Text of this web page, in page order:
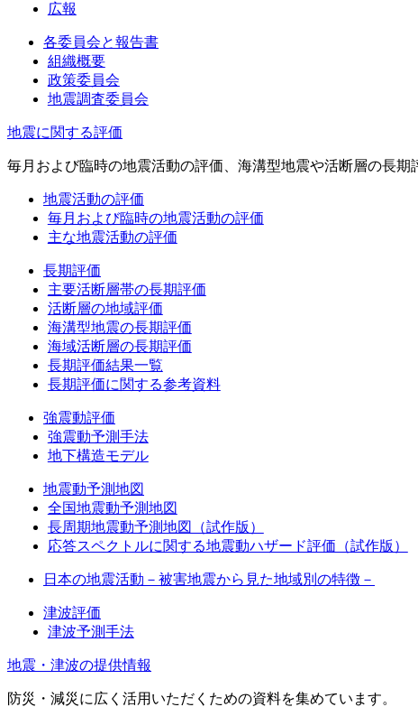
広報
各委員会と報告書
組織概要
政策委員会
地震調査委員会
地震に関する評価
毎月および臨時の地震活動の評価、海溝型地震や活断層の長期
地震活動の評価
毎月および臨時の地震活動の評価
主な地震活動の評価
長期評価
主要活断層帯の長期評価
活断層の地域評価
海溝型地震の長期評価
海域活断層の長期評価
長期評価結果一覧
長期評価に関する参考資料
強震動評価
強震動予測手法
地下構造モデル
地震動予測地図
全国地震動予測地図
長周期地震動予測地図（試作版）
応答スペクトルに関する地震動ハザード評価（試作版）
日本の地震活動－被害地震から見た地域別の特徴－
津波評価
津波予測手法
地震・津波の提供情報
防災・減災に広く活用いただくための資料を集めています。